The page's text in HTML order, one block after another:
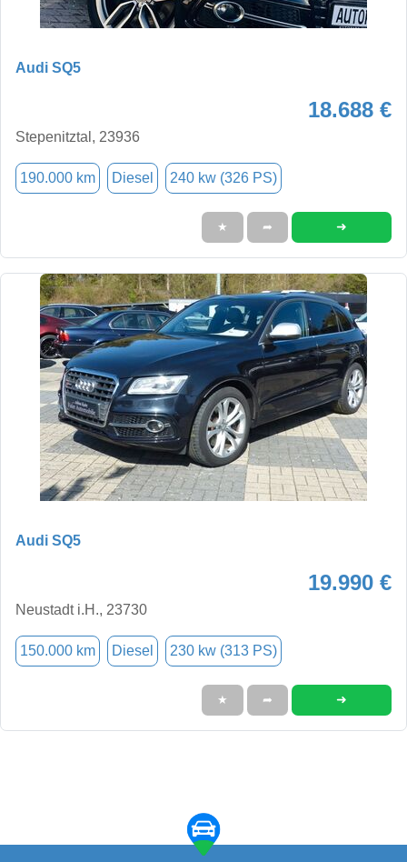
Audi SQ5
18.688 €
Stepenitztal, 23936
190.000 km Diesel 240 kw (326 PS)
★ ➦ ➜
Audi SQ5
19.990 €
Neustadt i.H., 23730
150.000 km Diesel 230 kw (313 PS)
★ ➦ ➜